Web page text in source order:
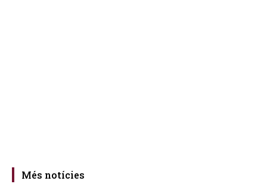
Més notícies